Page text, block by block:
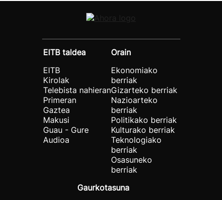
EITB taldea
EITB
Kirolak
Telebista nahieran
Primeran
Gaztea
Makusi
Guau - Gure
Audioa
Orain
Ekonomiako
berriak
Gizarteko berriak
Nazioarteko
berriak
Politikako berriak
Kulturako berriak
Teknologiako
berriak
Osasuneko
berriak
Gaurkotasuna